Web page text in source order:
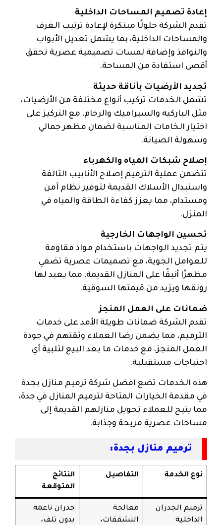
إعادة تصميم المساحات الداخلية
تقدم الشركة حلولًا مبتكرة لإعادة ترتيب الغرف
والمساحات الداخلية، بما يشمل تعديل الأبواب
والنوافذ وإضافة لمسات تصميمية عصرية تحقق
أقصى استفادة من المساحة.
تجديد الأرضيات بأناقة حديثة
تشمل الخدمات تركيب أنواع مختلفة من الأرضيات،
مثل الباركيه والسيراميك والرخام، مع التركيز على
اختيار الخامات المناسبة لضمان مظهر جمالي
وسهولة الصيانة.
إصلاح شبكات المياه والكهرباء
تتضمن عملية الترميم إصلاح الأنابيب التالفة
واستبدال الأسلاك القديمة لتوفير نظام آمن
ومستدام، مما يعزز كفاءة الطاقة والمياه في
المنزل.
تحسين الواجهات الخارجية
يتم تجديد الواجهات باستخدام مواد مقاومة
للعوامل الجوية، مع تصميمات عصرية تضفي
مظهرًا أنيقًا على المنازل القديمة، مما يعيد لها
رونقها ويزيد من قيمتها السوقية.
ضمانات على العمل المنجز
تقدم الشركة ضمانات طويلة الأمد على خدمات
الترميم، مما يضمن رضا العملاء وثقتهم في جودة
العمل المنجز، مع خدمات ما بعد البيع لتلبية أي
احتياجات مستقبلية.
هذه الخدمات تضع افضل شركة ترميم منازل بجدة
في مقدمة الخيارات المتاحة لترميم المنازل في جدة،
مما يتيح للعملاء تحويل منازلهم القديمة إلى
مساحات عصرية مريحة وجذابة.
ترميم منازل بجدة:
نوع الخدمة التفاصيل
النتائج
المتوقعة
ترميم الجدران
الداخلية
معالجة
التشققات،
جدران ناعمة
بدون تلف،